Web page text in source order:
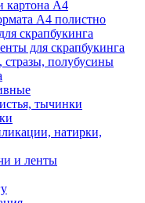
картона А4
А4 полистно
скрапбукинга
для скрапбукинга
полубусины
тычинки
натирки,
и ленты